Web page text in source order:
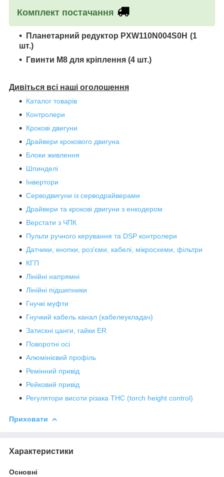
Комплект постачання
Планетарний редуктор PXW110N004S0H (1
шт.)
Гвинти М8 для кріплення (4 шт.)
Дивіться всі наші оголошення
Каталог товарів
Контролери
Крокові двигуни
Драйвери крокового двигуна
Блоки живлення
Шпинделі
Інвертори
Серводвигуни із серводрайверами
Драйвери та крокові двигуни з енкодером
Верстати з ЧПК
Пульти ручного керування та DSP контролери
Датчики, кнопки, роз'єми, кабелі, мікросхеми, фільтри
КГП
Лінійні напрямні
Лінійні підшипники
Гнучкі муфти
Гнучкий кабель канал (кабелеукладач)
Затискні цанги, гайки ER
Поворотні осі
Алюмінієвий профіль
Ремінний привід
Рейковий привід
Регулятори висоти різака THC (torch height control)
Приховати
Характеристики
Основні